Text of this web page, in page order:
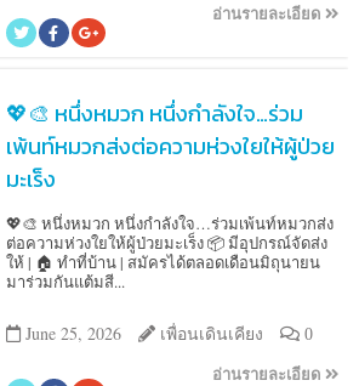
อ่านรายละเอียด
💖🎨 หนึ่งหมวก หนึ่งกำลังใจ…ร่วม
เพ้นท์หมวกส่งต่อความห่วงใยให้ผู้ป่วย
มะเร็ง
💖🎨 หนึ่งหมวก หนึ่งกำลังใจ…ร่วมเพ้นท์หมวกส่ง
ต่อความห่วงใยให้ผู้ป่วยมะเร็ง 📦 มีอุปกรณ์จัดส่ง
ให้ | 🏠 ทำที่บ้าน | สมัครได้ตลอดเดือนมิถุนายน
มาร่วมกันแต้มสี...
June 25, 2026 เพื่อนเดินเคียง 0
อ่านรายละเอียด